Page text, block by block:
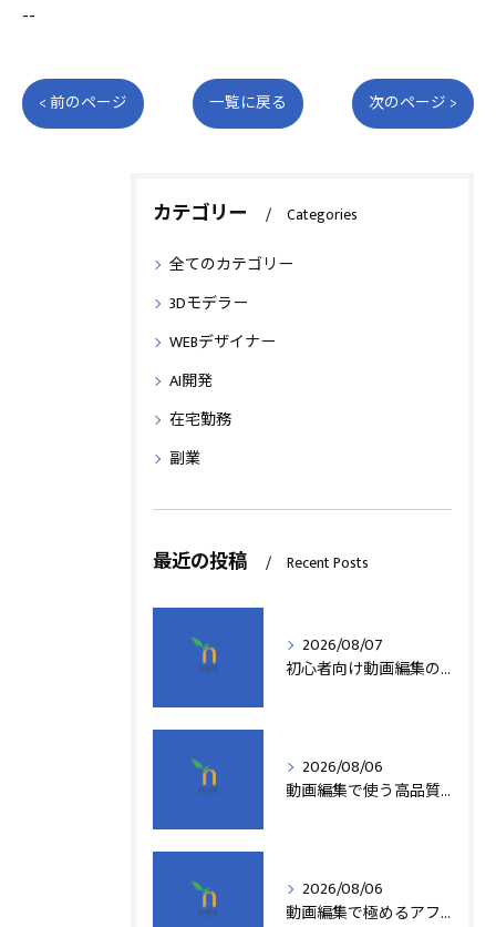
--
< 前のページ 一覧に戻る 次のページ >
カテゴリー Categories
全てのカテゴリー
3Dモデラー
WEBデザイナー
AI開発
在宅勤務
副業
最近の投稿 Recent Posts
2026/08/07
初心者向け動画編集の簡単テクニック
2026/08/06
動画編集で使う高品質アフターエフェクトテンプレート活用術
2026/08/06
動画編集で極めるアフターエフェクト基本技術